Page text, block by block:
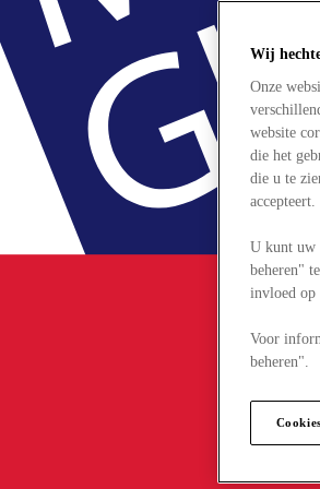
Wij
Onze
website
die het
die u te
U kunt uw
beheren"
invloed op
Voor
beheren".